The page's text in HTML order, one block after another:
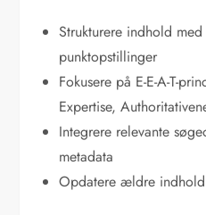
Strukturere indhold
punktopstillinger
Fokusere på E-E-A-T-
Expertise,
Integrere relevante
metadata
Opdatere ældre